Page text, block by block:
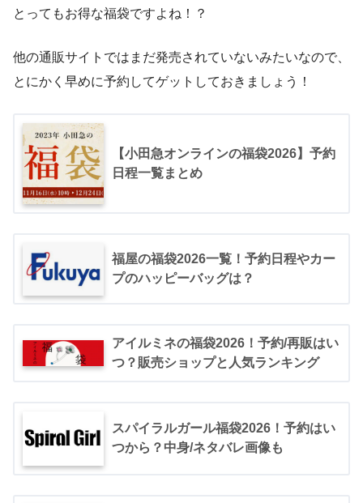
pic.twitter.com/qQ9jbroCHb
・スカート
・ネックレス
とってもお得な福袋ですよね！？
他の通販サイトではまだ発売されていないみたいなので、
とにかく早めに予約してゲットしておきましょう！
【小田急オンラインの福袋2026】予約
日程一覧まとめ
福屋の福袋2026一覧！予約日程やカー
プのハッピーバッグは？
アイルミネの福袋2026！予約/再販はい
つ？販売ショップと人気ランキング
スパイラルガール福袋2026！予約はい
つから？中身/ネタバレ画像も